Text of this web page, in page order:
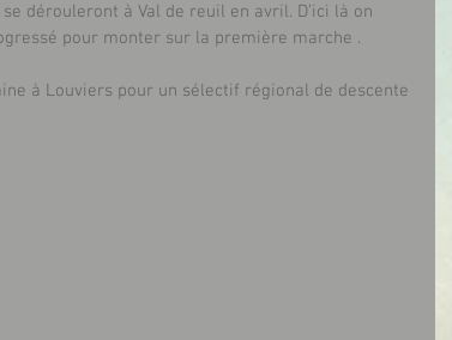
pour monter sur la première marche .
à Louviers pour un sélectif régional de descente